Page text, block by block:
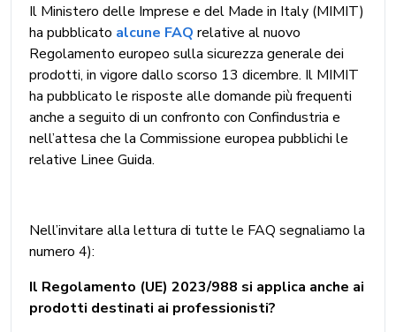
Il Ministero delle Imprese e del Made in Italy (MIMIT)
ha pubblicato alcune FAQ relative al nuovo
Regolamento europeo sulla sicurezza generale dei
prodotti, in vigore dallo scorso 13 dicembre. Il MIMIT
ha pubblicato le risposte alle domande più frequenti
anche a seguito di un confronto con Confindustria e
nell’attesa che la Commissione europea pubblichi le
relative Linee Guida.
Nell’invitare alla lettura di tutte le FAQ segnaliamo la
numero 4):
Il Regolamento (UE) 2023/988 si applica anche ai
prodotti destinati ai professionisti?